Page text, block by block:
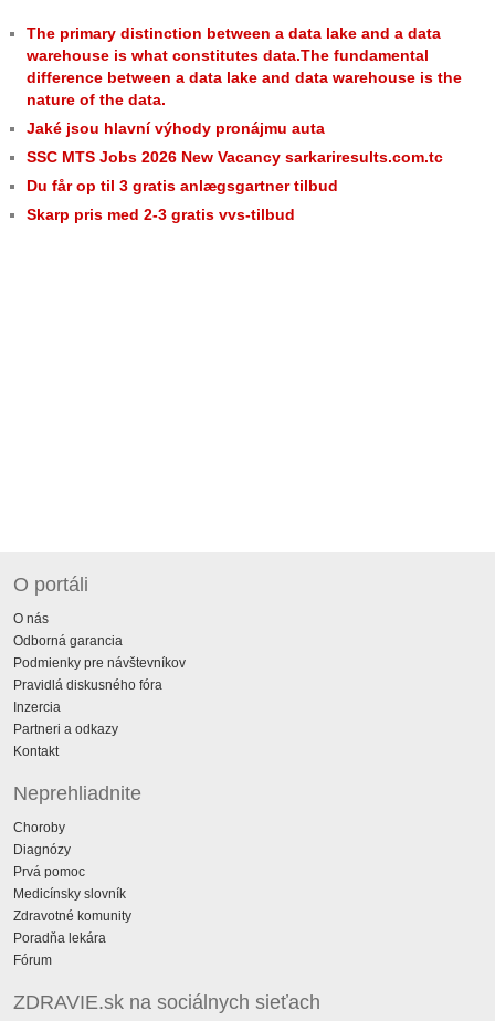
The primary distinction between a data lake and a data
warehouse is what constitutes data.The fundamental
difference between a data lake and data warehouse is the
nature of the data.
Jaké jsou hlavní výhody pronájmu auta
SSC MTS Jobs 2026 New Vacancy sarkariresults.com.tc
Du får op til 3 gratis anlægsgartner tilbud
Skarp pris med 2-3 gratis vvs-tilbud
O portáli
O nás
Odborná garancia
Podmienky pre návštevníkov
Pravidlá diskusného fóra
Inzercia
Partneri a odkazy
Kontakt
Neprehliadnite
Choroby
Diagnózy
Prvá pomoc
Medicínsky slovník
Zdravotné komunity
Poradňa lekára
Fórum
ZDRAVIE.sk na sociálnych sieťach